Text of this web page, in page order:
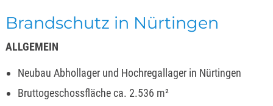
Brandschutz in Nürtingen
ALLGEMEIN
Neubau Abhollager und Hochregallager in Nürtingen
Bruttogeschossfläche ca. 2.536 m²